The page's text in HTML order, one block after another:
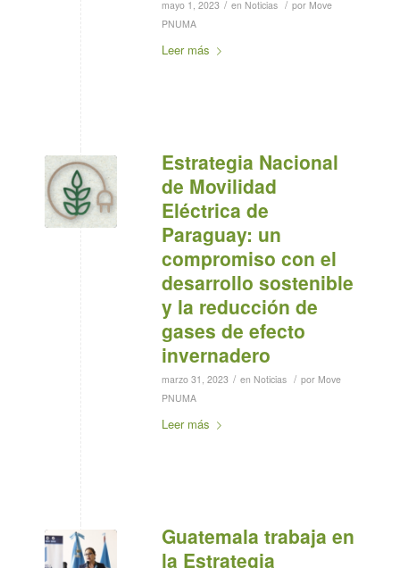
mayo 1, 2023 / en Noticias / por Move
PNUMA
Leer más
Estrategia Nacional
de Movilidad
Eléctrica de
Paraguay: un
compromiso con el
desarrollo sostenible
y la reducción de
gases de efecto
invernadero
marzo 31, 2023 / en Noticias / por Move
PNUMA
Leer más
Guatemala trabaja en
la Estrategia